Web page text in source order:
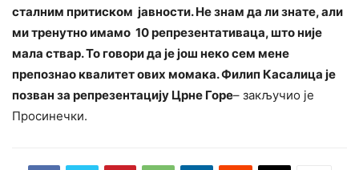
сталним притиском јавности. Не знам да ли знате, али
ми тренутно имамо 10 репрезентативаца, што није
мала ствар. То говори да је још неко сем мене
препознао квалитет ових момака. Филип Касалица је
позван за репрезентацију Црне Горе– закључио је
Просинечки.